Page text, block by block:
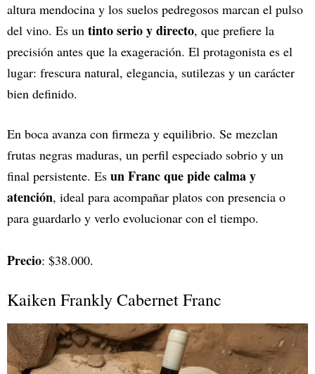
altura mendocina y los suelos pedregosos marcan el pulso
del vino. Es un tinto serio y directo, que prefiere la
precisión antes que la exageración. El protagonista es el
lugar: frescura natural, elegancia, sutilezas y un carácter
bien definido.
En boca avanza con firmeza y equilibrio. Se mezclan
frutas negras maduras, un perfil especiado sobrio y un
final persistente. Es unFranc que pide calma y
atención, ideal para acompañar platos con presencia o
para guardarlo y verlo evolucionar con el tiempo.
Precio: $38.000.
Kaiken Frankly Cabernet Franc